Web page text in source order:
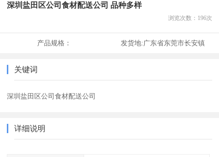
深圳盐田区公司食材配送公司 品种多样
浏览次数： 196次
产品规格： 发货地:广东省东莞市长安镇
关键词
深圳盐田区公司食材配送公司
详细说明